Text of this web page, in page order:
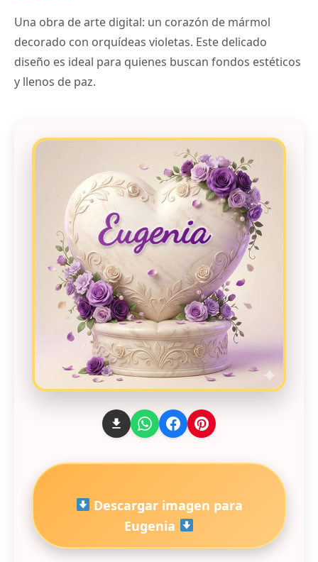
Una obra de arte digital: un corazón de mármol
decorado con orquídeas violetas. Este delicado
diseño es ideal para quienes buscan fondos estéticos
y llenos de paz.
Descargar imagen para
Eugenia